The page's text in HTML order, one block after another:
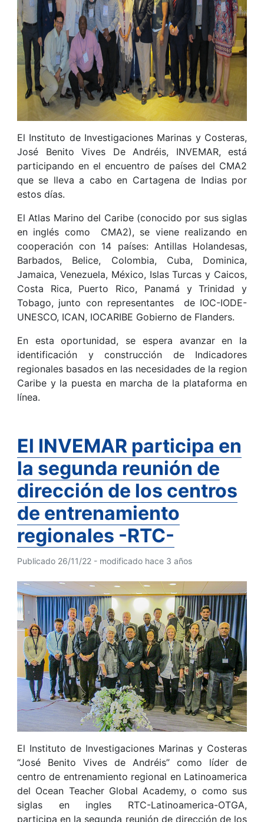
El Instituto de Investigaciones Marinas y Costeras,
José Benito Vives De Andréis, INVEMAR, está
participando en el encuentro de países del CMA2
que se lleva a cabo en Cartagena de Indias por
estos días.
El Atlas Marino del Caribe (conocido por sus siglas
en inglés como CMA2), se viene realizando en
cooperación con 14 países: Antillas Holandesas,
Barbados, Belice, Colombia, Cuba, Dominica,
Jamaica, Venezuela, México, Islas Turcas y Caicos,
Costa Rica, Puerto Rico, Panamá y Trinidad y
Tobago, junto con representantes de IOC-IODE-
UNESCO, ICAN, IOCARIBE Gobierno de Flanders.
En esta oportunidad, se espera avanzar en la
identificación y construcción de Indicadores
regionales basados en las necesidades de la region
Caribe y la puesta en marcha de la plataforma en
línea.
El INVEMAR participa en
la segunda reunión de
dirección de los centros
de entrenamiento
regionales -RTC-
Publicado 26/11/22 - modificado hace 3 años
El Instituto de Investigaciones Marinas y Costeras
“José Benito Vives de Andréis” como líder de
centro de entrenamiento regional en Latinoamerica
del Ocean Teacher Global Academy, o como sus
siglas en ingles RTC-Latinoamerica-OTGA,
participa en la segunda reunión de dirección de los